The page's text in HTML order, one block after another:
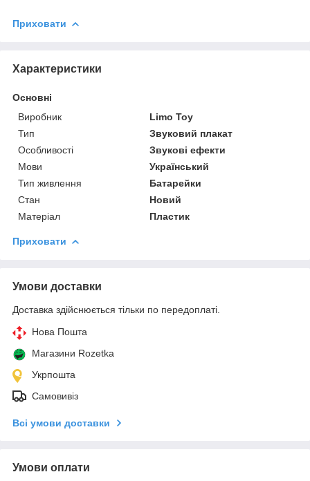
Приховати
Характеристики
Основні
Виробник
Limo Toy
Тип
Звуковий плакат
Особливості
Звукові ефекти
Мови
Український
Тип живлення
Батарейки
Стан
Новий
Матеріал
Пластик
Приховати
Умови доставки
Доставка здійснюється тільки по передоплаті.
Нова Пошта
Магазини Rozetka
Укрпошта
Самовивіз
Всі умови доставки
Умови оплати